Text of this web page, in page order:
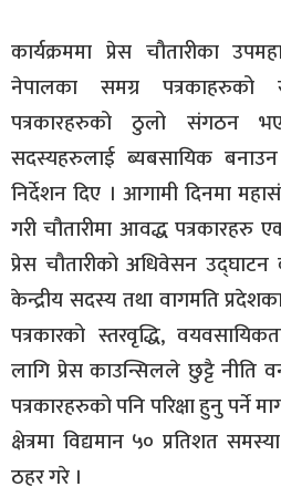
कार्यक्रममा प्रेस चौतारीका
नेपालका समग्र पत्रकाहरुको
पत्रकारहरुको ठुलो संगठन
सदस्यहरुलाई ब्यबसायिक
निर्देशन दिए । आगामी दिनमा
गरी चौतारीमा आवद्ध पत्रकारहरु
प्रेस चौतारीको अधिवेसन उद्घाटन
केन्द्रीय सदस्य तथा वागमति
पत्रकारको स्तरवृद्धि,
लागि प्रेस काउन्सिलले छुट्टै नीति
पत्रकारहरुको पनि परिक्षा हुनु पर्ने
क्षेत्रमा विद्यमान ५० प्रतिशत
ठहर गरे ।